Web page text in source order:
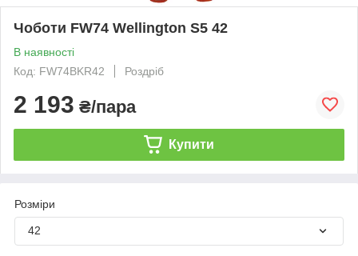
Чоботи FW74 Wellington S5 42
В наявності
Код: FW74BKR42
Роздріб
2 193 ₴/пара
Купити
Розміри
42